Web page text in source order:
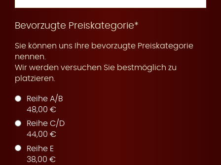
s
e
Bevorzugte Preiskategorie*
Sie können uns Ihre bevorzugte Preiskategorie
nennen.
Wir werden versuchen Sie bestmöglich zu
platzieren.
Reihe A/B
48,00 €
Reihe C/D
44,00 €
Reihe E
38,00 €